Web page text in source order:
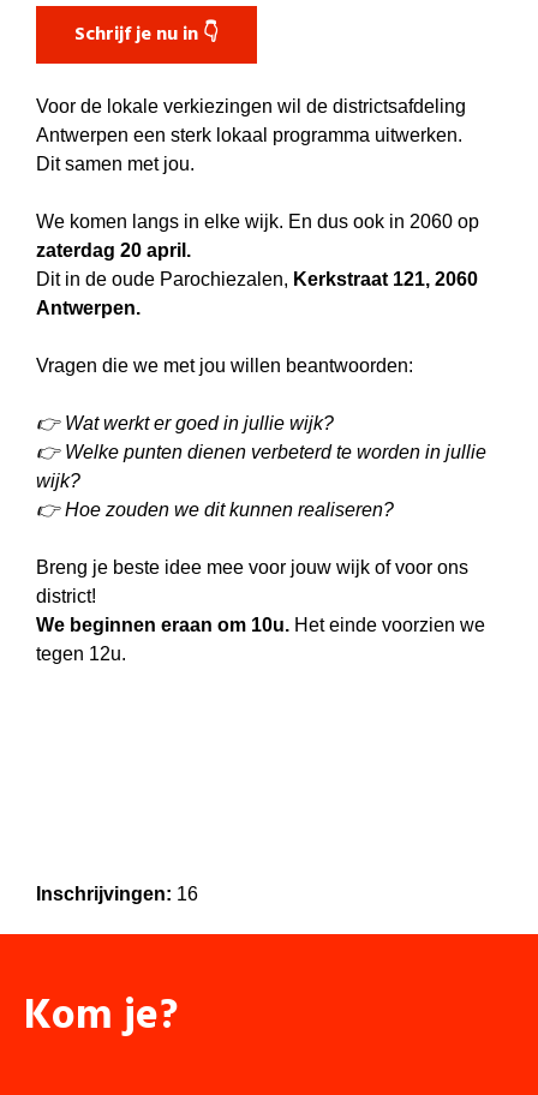
Schrijf je nu in 👇
Voor de lokale verkiezingen wil de districtsafdeling
Antwerpen een sterk lokaal programma uitwerken.
Dit samen met jou.
We komen langs in elke wijk. En dus ook in 2060 op
zaterdag 20 april.
Dit in de oude Parochiezalen, Kerkstraat 121, 2060
Antwerpen.
Vragen die we met jou willen beantwoorden:
👉 Wat werkt er goed in jullie wijk?
👉 Welke punten dienen verbeterd te worden in jullie
wijk?
👉 Hoe zouden we dit kunnen realiseren?
Breng je beste idee mee voor jouw wijk of voor ons
district!
We beginnen eraan om 10u. Het einde voorzien we
tegen 12u.
Inschrijvingen: 16
Kom je?